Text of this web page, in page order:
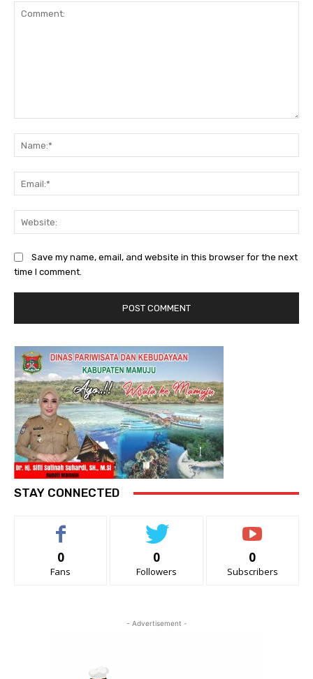
Save my name, email, and website in this browser for the next
time I comment.
STAY CONNECTED
0
Fans
0
Followers
0
Subscribers
- Advertisement -